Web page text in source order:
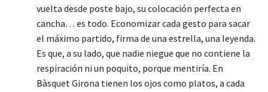
vuelta desde poste bajo, su colocación perfecta en
cancha… es todo. Economizar cada gesto para sacar
el máximo partido, firma de una estrella, una leyenda.
Es que, a su lado, que nadie niegue que no contiene la
respiración ni un poquito, porque mentiría. En
Bàsquet Girona tienen los ojos como platos, a cada